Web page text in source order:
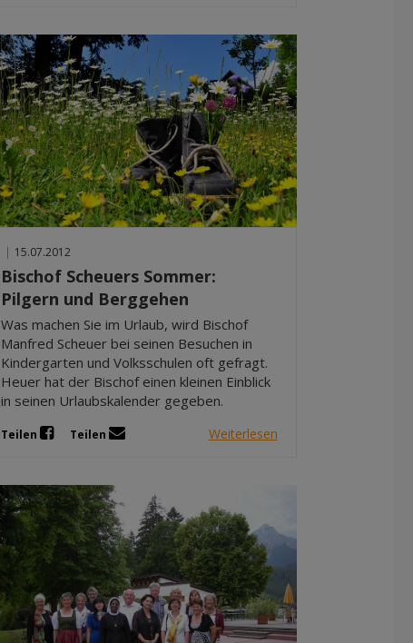
| 15.07.2012
Bischof Scheuers Sommer:
Pilgern und Berggehen
Was machen Sie im Urlaub, wird Bischof
Manfred Scheuer bei seinen Besuchen in
Kindergarten und Volksschulen oft gefragt.
Heuer hat der Bischof einen kleinen Einblick
in seinen Urlaubskalender gegeben.
Teilen Teilen Weiterlesen